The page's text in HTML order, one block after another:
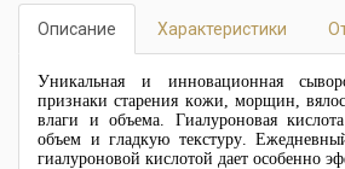
Описание Характеристики
Уникальная и инновационная
признаки старения кожи, морщин,
влаги и объема. Гиалуроновая
объем и гладкую текстуру.
гиалуроновой кислотой дает особенно